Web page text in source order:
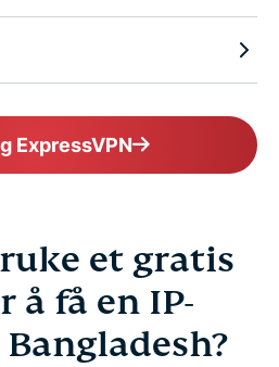
ExpressVPN
et gratis
å få en IP-